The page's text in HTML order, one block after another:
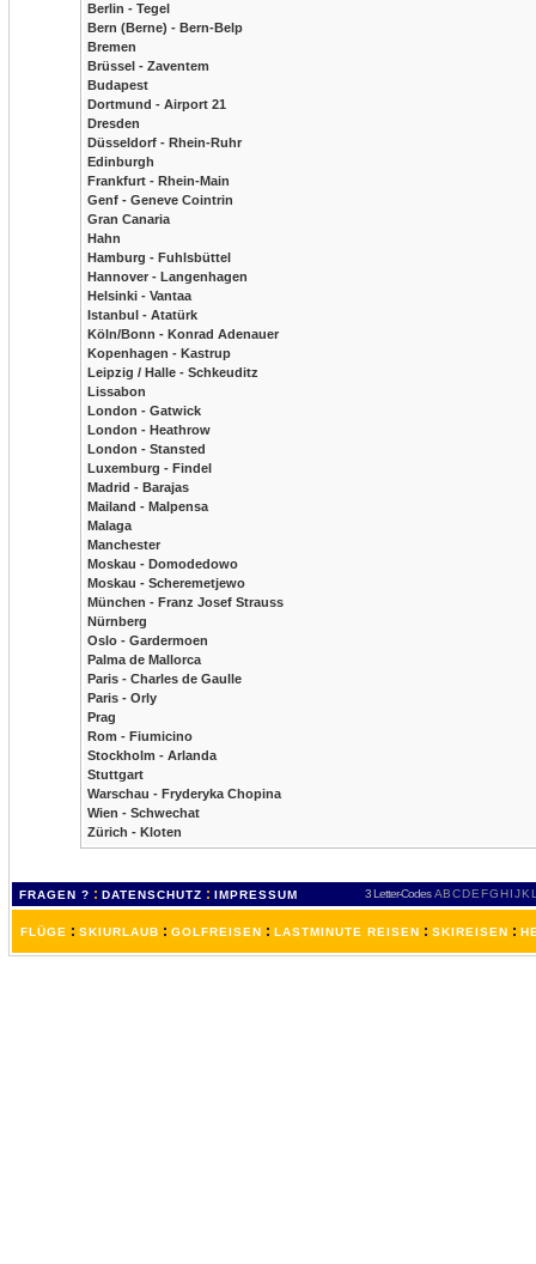
Berlin - Tegel
Bern (Berne) - Bern-Belp
Bremen
Brüssel - Zaventem
Budapest
Dortmund - Airport 21
Dresden
Düsseldorf - Rhein-Ruhr
Edinburgh
Frankfurt - Rhein-Main
Genf - Geneve Cointrin
Gran Canaria
Hahn
Hamburg - Fuhlsbüttel
Hannover - Langenhagen
Helsinki - Vantaa
Istanbul - Atatürk
Köln/Bonn - Konrad Adenauer
Kopenhagen - Kastrup
Leipzig / Halle - Schkeuditz
Lissabon
London - Gatwick
London - Heathrow
London - Stansted
Luxemburg - Findel
Madrid - Barajas
Mailand - Malpensa
Malaga
Manchester
Moskau - Domodedowo
Moskau - Scheremetjewo
München - Franz Josef Strauss
Nürnberg
Oslo - Gardermoen
Palma de Mallorca
Paris - Charles de Gaulle
Paris - Orly
Prag
Rom - Fiumicino
Stockholm - Arlanda
Stuttgart
Warschau - Fryderyka Chopina
Wien - Schwechat
Zürich - Kloten
FRAGEN ? : DATENSCHUTZ : IMPRESSUM 3 Letter-Codes ABCDEFGH IJKL
FLÜGE : SKIURLAUB : GOLFREISEN : LASTMINUTE REISEN : SKIREISEN :